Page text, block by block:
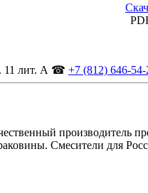
11 лит. А ☎ +7 (812) 646-54-
производитель
Смесители для